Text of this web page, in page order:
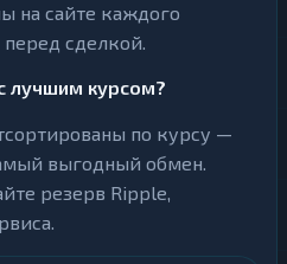
на сайте каждого
сделкой.
лучшим курсом?
по курсу —
выгодный обмен.
резерв Ripple,